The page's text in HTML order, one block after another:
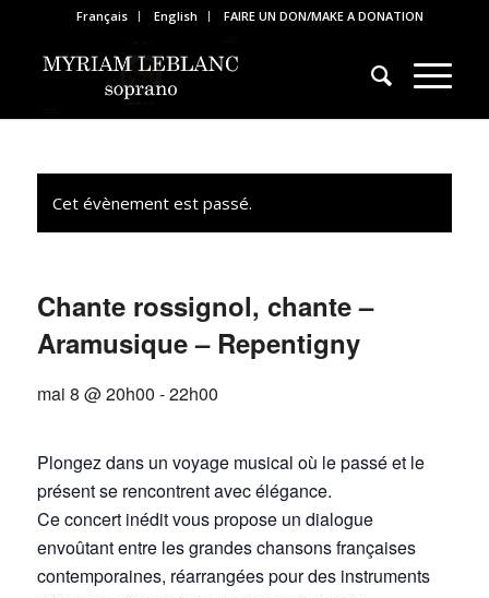
Français English FAIRE UN DON/MAKE A DONATION
Cet évènement est passé.
Chante rossignol, chante –
Aramusique – Repentigny
mai 8 @ 20h00 -22h00
Plongez dans un voyage musical où le passé et le
présent se rencontrent avec élégance.
Ce concert inédit vous propose un dialogue
envoûtant entre les grandes chansons françaises
contemporaines, réarrangées pour des instruments